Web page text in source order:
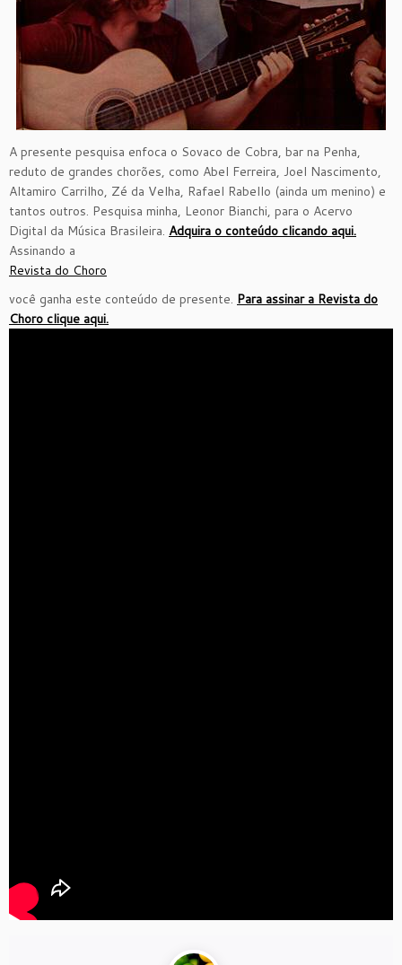
A presente pesquisa enfoca o Sovaco de Cobra, bar na Penha,
reduto de grandes chorões, como Abel Ferreira, Joel Nascimento,
Altamiro Carrilho, Zé da Velha, Rafael Rabello (ainda um menino) e
tantos outros. Pesquisa minha, Leonor Bianchi, para o Acervo
Digital da Música Brasileira. Adquira o conteúdo clicando aqui.
Assinando a
Revista do Choro
você ganha este conteúdo de presente. Para assinar a Revista do
Choro clique aqui.